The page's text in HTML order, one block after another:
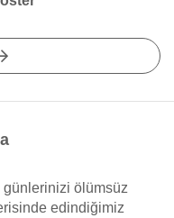
günlerinizi ölümsüz
edindiğimiz